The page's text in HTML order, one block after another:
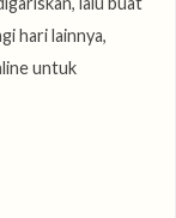
hari lainnya,
untuk